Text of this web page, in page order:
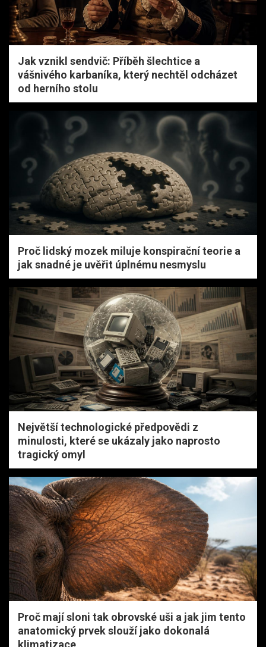
Jak vznikl sendvič: Příběh šlechtice a
vášnivého karbaníka, který nechtěl odcházet
od herního stolu
Proč lidský mozek miluje konspirační teorie a
jak snadné je uvěřit úplnému nesmyslu
Největší technologické předpovědi z
minulosti, které se ukázaly jako naprosto
tragický omyl
Proč mají sloni tak obrovské uši a jak jim tento
anatomický prvek slouží jako dokonalá
klimatizace